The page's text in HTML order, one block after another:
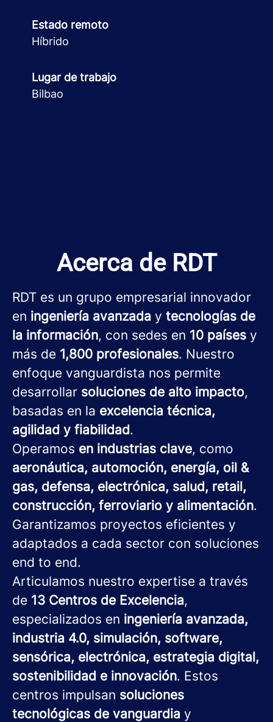
Estado remoto
Híbrido
Lugar de trabajo
Bilbao
Acerca de RDT
RDT es un grupo empresarial innovador
en ingeniería avanzada y tecnologías de
la información, con sedes en 10 países y
más de 1,800 profesionales. Nuestro
enfoque vanguardista nos permite
desarrollar soluciones de alto impacto,
basadas en la excelencia técnica,
agilidad y fiabilidad.
Operamos en industrias clave, como
aeronáutica, automoción, energía, oil &
gas, defensa, electrónica, salud, retail,
construcción, ferroviario y alimentación.
Garantizamos proyectos eficientes y
adaptados a cada sector con soluciones
end to end.
Articulamos nuestro expertise a través
de 13 Centros de Excelencia,
especializados en ingeniería avanzada,
industria 4.0, simulación, software,
sensórica, electrónica, estrategia digital,
sostenibilidad e innovación. Estos
centros impulsan soluciones
tecnológicas de vanguardia y